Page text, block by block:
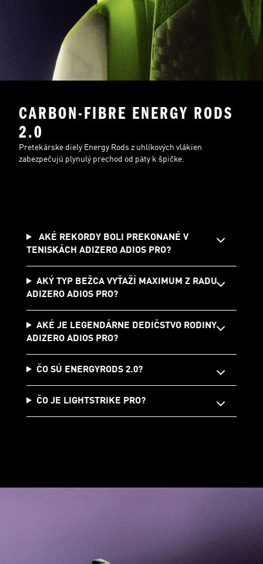
CARBON-FIBRE ENERGY RODS
2.0
Pretekárske diely Energy Rods z uhlíkových vlákien
zabezpečujú plynulý prechod od päty k špičke.
AKÉ REKORDY BOLI PREKONANÉ V
TENISKÁCH ADIZERO ADIOS PRO?
AKÝ TYP BEŽCA VYŤAŽÍ MAXIMUM Z RADU
ADIZERO ADIOS PRO?
AKÉ JE LEGENDÁRNE DEDIČSTVO RODINY
ADIZERO ADIOS PRO?
ČO SÚ ENERGYRODS 2.0?
ČO JE LIGHTSTRIKE PRO?